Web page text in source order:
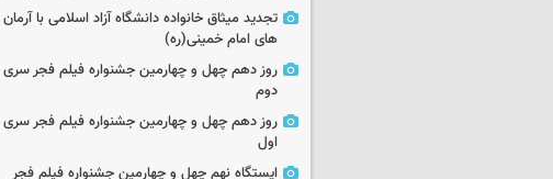
تجدید میثاق خانواده دانشگاه آزاد اسلامی با آرمان
های امام خمینی(ره)
روز دهم چهل و چهارمین جشنواره فیلم فجر سری
دوم
روز دهم چهل و چهارمین جشنواره فیلم فجر سری
اول
ایستگاه نهم چهل و چهارمین جشنواره فیلم فجر